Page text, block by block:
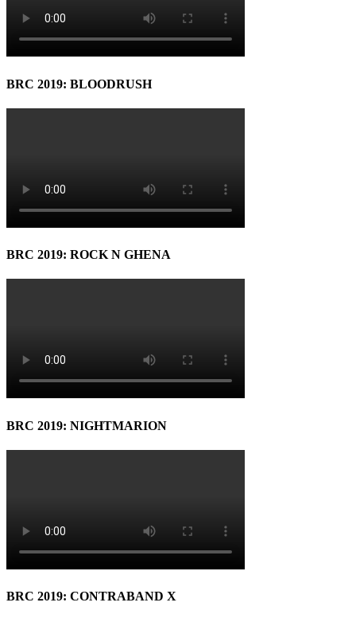
BRC 2019: BLOODRUSH
BRC 2019: ROCK N GHENA
BRC 2019: NIGHTMARION
BRC 2019: CONTRABAND X